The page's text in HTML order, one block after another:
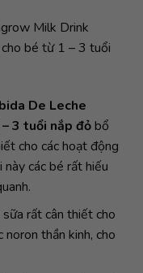
Milk Drink
bé từ 1 – 3 tuổi
De Leche
3 tuổi nắp đỏbổ
cho các hoạt động
các bé rất hiếu
rất cân thiết cho
thần kinh, cho